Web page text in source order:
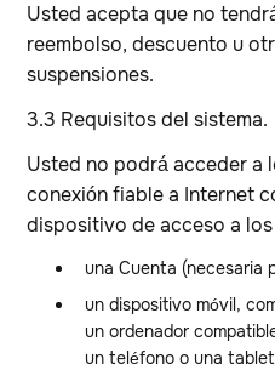
Usted acepta que no
reembolso, descuento u
suspensiones.
3.3 Requisitos del sistema.
Usted no podrá acceder a
conexión fiable a Internet
dispositivo de acceso a
una Cuenta (necesaria
un dispositivo móvil,
un ordenador
un teléfono o una